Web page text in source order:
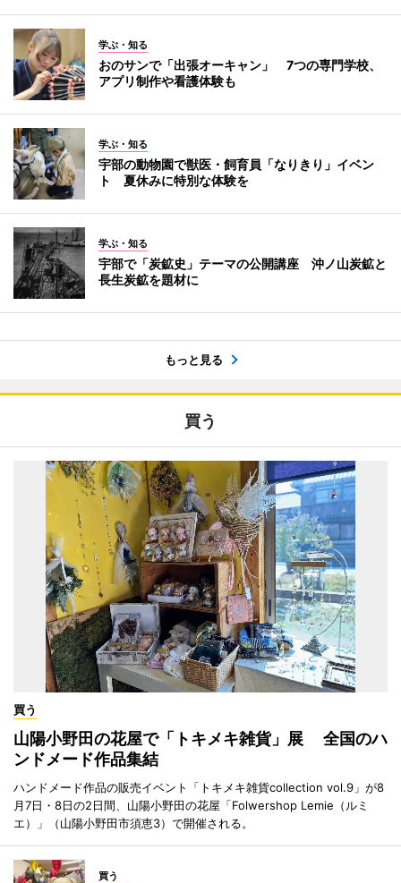
学ぶ・知る
おのサンで「出張オーキャン」 7つの専門学校、
アプリ制作や看護体験も
学ぶ・知る
宇部の動物園で獣医・飼育員「なりきり」イベン
ト 夏休みに特別な体験を
学ぶ・知る
宇部で「炭鉱史」テーマの公開講座 沖ノ山炭鉱と
長生炭鉱を題材に
もっと見る
買う
買う
山陽小野田の花屋で「トキメキ雑貨」展 全国のハ
ンドメード作品集結
ハンドメード作品の販売イベント「トキメキ雑貨collection vol.9」が8
月7日・8日の2日間、山陽小野田の花屋「Folwershop Lemie（ルミ
エ）」（山陽小野田市須恵3）で開催される。
買う